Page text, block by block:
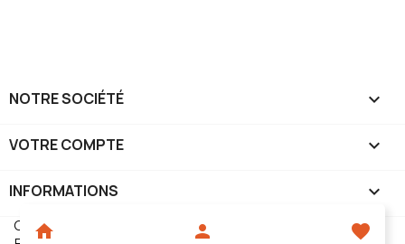
home person favorite
NOTRE SOCIÉTÉ 
VOTRE COMPTE 
INFORMATIONS keyboard_arrow_down
Copyright © 2024 BIGDEAL, tous droit réservés,